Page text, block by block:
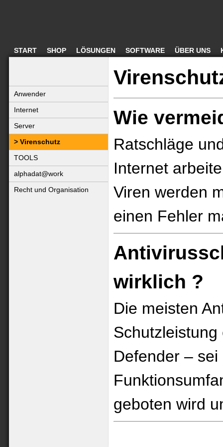
START SHOP LÖSUNGEN SOFTWARE ÜBER UNS
Anwender
Internet
Server
Virenschutz
TOOLS
alphadat@work
Recht und Organisation
Wie
Ratschläge
Internet
Viren werden
einen Fehler
wirklich ?
Die meisten
Defender –
geboten wird